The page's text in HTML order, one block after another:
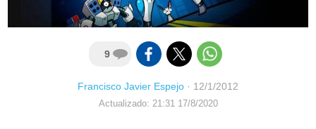
9
Francisco Javier Espejo · 12/1/2012
Actualizado: 21:31 17/8/2020